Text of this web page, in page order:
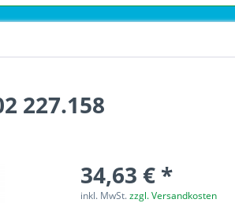
227.158
34,63 € *
inkl. MwSt.zzgl. Versandkosten